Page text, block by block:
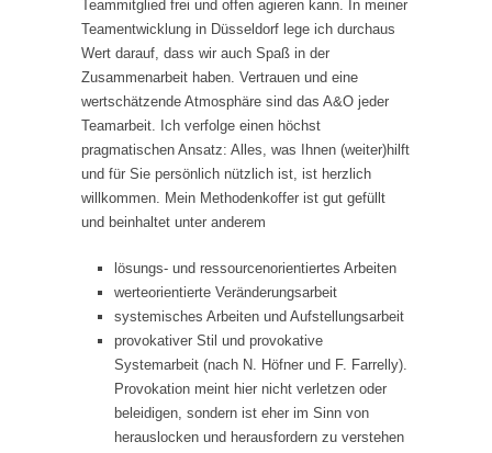
Teammitglied frei und offen agieren kann. In meiner
Teamentwicklung in Düsseldorf lege ich durchaus
Wert darauf, dass wir auch Spaß in der
Zusammenarbeit haben. Vertrauen und eine
wertschätzende Atmosphäre sind das A&O jeder
Teamarbeit. Ich verfolge einen höchst
pragmatischen Ansatz: Alles, was Ihnen (weiter)hilft
und für Sie persönlich nützlich ist, ist herzlich
willkommen. Mein Methodenkoffer ist gut gefüllt
und beinhaltet unter anderem
lösungs- und ressourcenorientiertes Arbeiten
werteorientierte Veränderungsarbeit
systemisches Arbeiten und Aufstellungsarbeit
provokativer Stil und provokative
Systemarbeit (nach N. Höfner und F. Farrelly).
Provokation meint hier nicht verletzen oder
beleidigen, sondern ist eher im Sinn von
herauslocken und herausfordern zu verstehen